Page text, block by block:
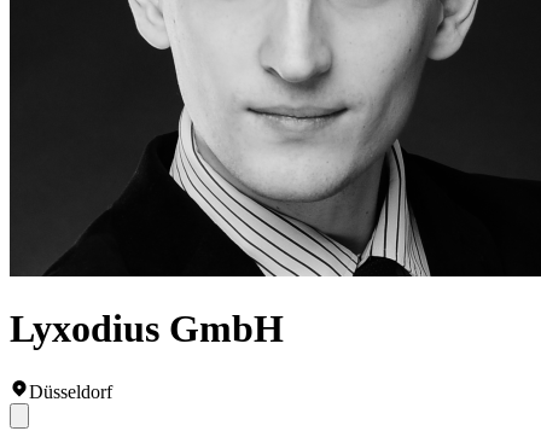
Lyxodius GmbH
Düsseldorf